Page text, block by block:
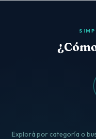
Explorá por categoría o